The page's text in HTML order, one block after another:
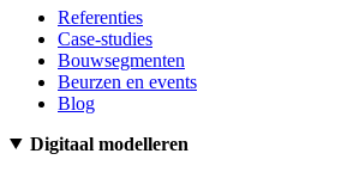
Referenties
Case-studies
Bouwsegmenten
Beurzen en events
Blog
Digitaal modelleren